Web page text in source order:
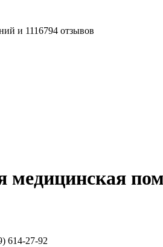
и 1116794 отзывов
медицинская
614-27-92